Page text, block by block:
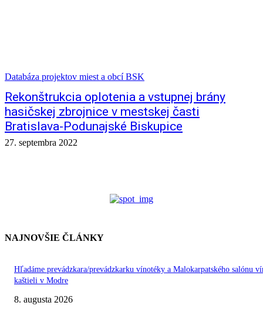
Databáza projektov miest a obcí BSK
Rekonštrukcia oplotenia a vstupnej brány
hasičskej zbrojnice v mestskej časti
Bratislava-Podunajské Biskupice
27. septembra 2022
NAJNOVŠIE ČLÁNKY
Hľadáme prevádzkara/prevádzkarku vínotéky a Malokarpatského salónu
kaštieli v Modre
8. augusta 2026